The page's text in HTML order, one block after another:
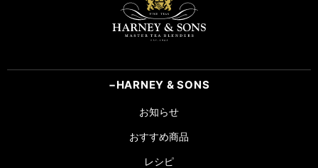
HARNEY & SONS
お知らせ
おすすめ商品
レシピ